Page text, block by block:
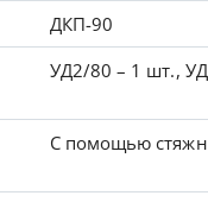
ДКП-90
УД2/80 – 1 шт.,
С помощью